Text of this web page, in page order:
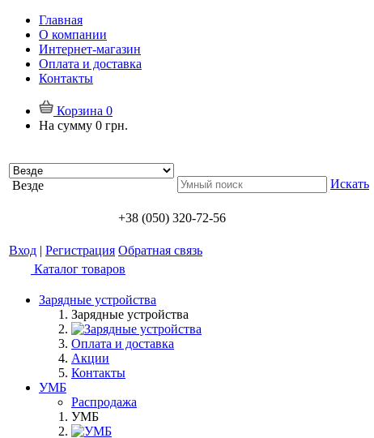
Главная
О компании
Интернет-магазин
Оплата и доставка
Контакты
Корзина 0
На сумму 0 грн.
Везде Искать
+38 (050) 320-72-56
Вход | Регистрация Обратная связь
Каталог товаров
Зарядные устройства
Зарядные устройства
Оплата и доставка
Акции
Контакты
УМБ
Распродажа
УМБ